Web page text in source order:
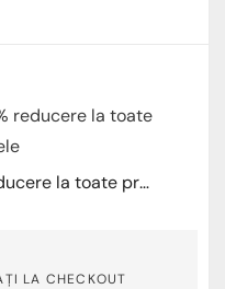
Cod discount F64: -2% reducere la toate produsele
LA CHECKOUT